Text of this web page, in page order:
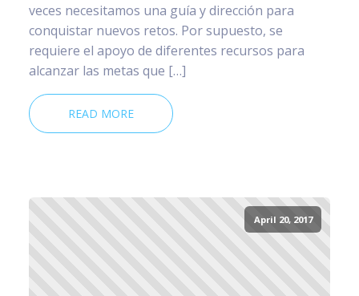
veces necesitamos una guía y dirección para
conquistar nuevos retos. Por supuesto, se
requiere el apoyo de diferentes recursos para
alcanzar las metas que […]
READ MORE
April 20, 2017